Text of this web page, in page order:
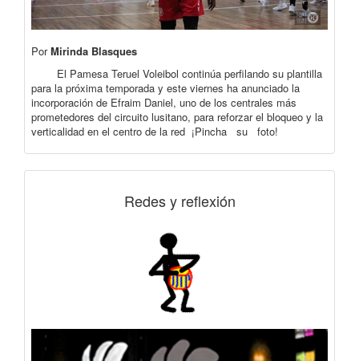
PorMirinda Blasques
El Pamesa Teruel Voleibol continúa perfilando su plantilla
para la próxima temporada y este viernes ha anunciado la
incorporación de Efraim Daniel, uno de los centrales más
prometedores del circuito lusitano, para reforzar el bloqueo y la
verticalidad en el centro de la red ¡Pincha su foto!
Redes y reflexión